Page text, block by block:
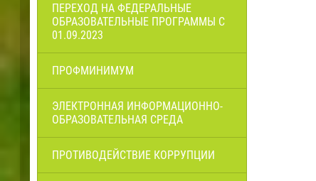
ПЕРЕХОД НА ФЕДЕРАЛЬНЫЕ
ОБРАЗОВАТЕЛЬНЫЕ ПРОГРАММЫ С
01.09.2023
ПРОФМИНИМУМ
ЭЛЕКТРОННАЯ ИНФОРМАЦИОННО-
ОБРАЗОВАТЕЛЬНАЯ СРЕДА
ПРОТИВОДЕЙСТВИЕ КОРРУПЦИИ